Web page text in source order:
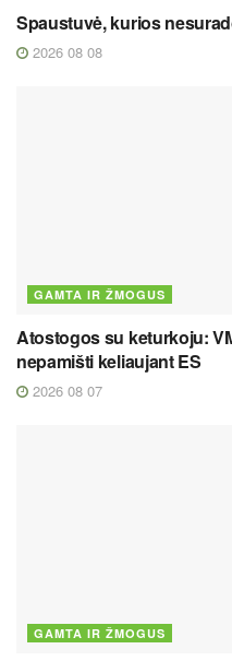
Spaustuvė, kurios
2026 08 08
GAMTA IR ŽMOGUS
Atostogos su keturkoju:
nepamišti keliaujant ES
2026 08 07
GAMTA IR ŽMOGUS